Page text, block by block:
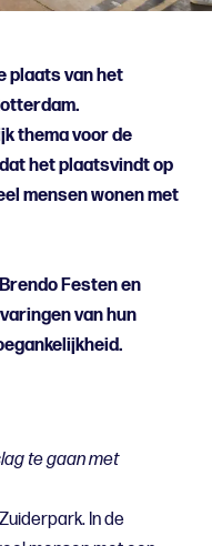
plaats van het
thema voor de
het plaatsvindt op
mensen wonen met
Festen en
van hun
te gaan met
In de